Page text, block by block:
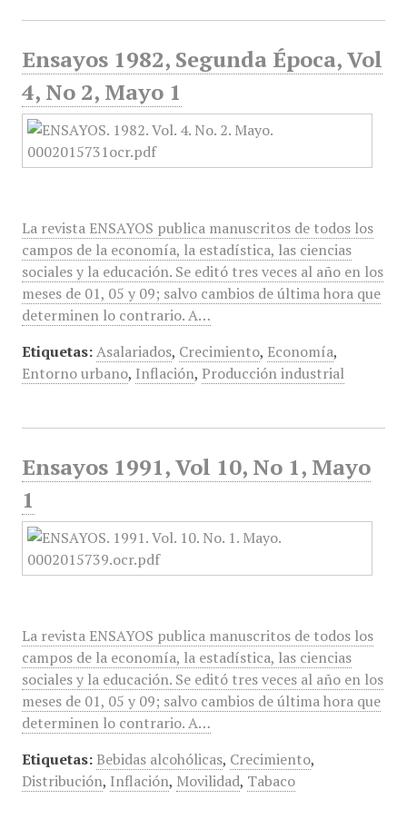
Ensayos 1982, Segunda Época, Vol
4, No 2, Mayo 1
La revista ENSAYOS publica manuscritos de todos los
campos de la economía, la estadística, las ciencias
sociales y la educación. Se editó tres veces al año en los
meses de 01, 05 y 09; salvo cambios de última hora que
determinen lo contrario. A…
Etiquetas: Asalariados, Crecimiento, Economía,
Entorno urbano, Inflación, Producción industrial
Ensayos 1991, Vol 10, No 1, Mayo
1
La revista ENSAYOS publica manuscritos de todos los
campos de la economía, la estadística, las ciencias
sociales y la educación. Se editó tres veces al año en los
meses de 01, 05 y 09; salvo cambios de última hora que
determinen lo contrario. A…
Etiquetas: Bebidas alcohólicas, Crecimiento,
Distribución, Inflación, Movilidad, Tabaco